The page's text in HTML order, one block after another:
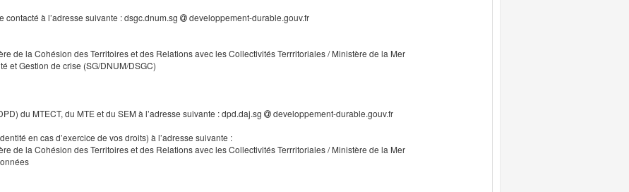
à l’adresse suivante : dsgc.dnum.sg
developpement-durable.gouv.fr
de la Cohésion des Territoires et des Relations avec les Collectivités Terrritoriales / Ministère de la Mer
et Gestion de crise (SG/DNUM/DSGC)
du MTECT, du MTE et du SEM à l’adresse suivante : dpd.daj.sg
developpement-durable.gouv.fr
en cas d’exercice de vos droits) à l’adresse suivante :
de la Cohésion des Territoires et des Relations avec les Collectivités Terrritoriales / Ministère de la Mer